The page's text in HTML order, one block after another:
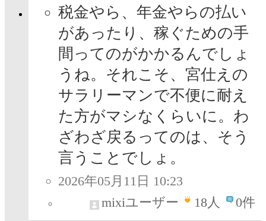
税金やら、年金やらの払い
があったり、稼ぐための手
間ってのがかかるんでしょ
うね。それこそ、宮仕えの
サラリーマンで不便に耐え
た方がマシなくらいに。わ
ざわざ戻るってのは、そう
言うことでしょ。
2026年05月11日 10:23
mixiユーザー
18人 0件